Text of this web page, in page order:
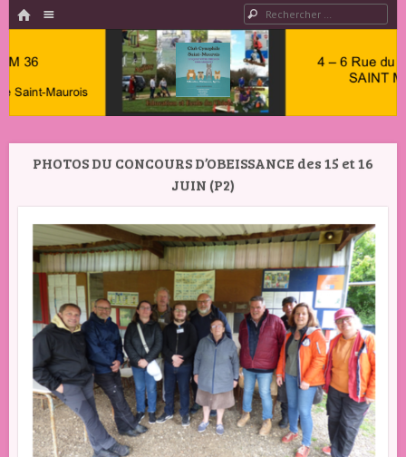
HOME Rechercher
Club
Cynophile
Saint
Club
Canin
Indre 36
PHOTOS DU CONCOURS D’OBEISSANCE des 15 et 16
JUIN (P2)